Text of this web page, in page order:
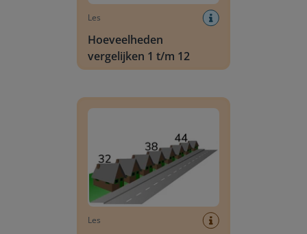
Les
Hoeveelheden
vergelijken 1 t/m 12
Les